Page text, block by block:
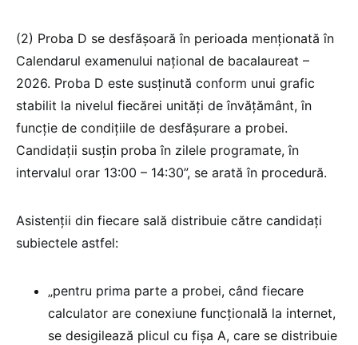
(2) Proba D se desfăşoară în perioada menţionată în
Calendarul examenului naţional de bacalaureat –
2026. Proba D este susținută conform unui grafic
stabilit la nivelul fiecărei unități de învățământ, în
funcție de condițiile de desfăşurare a probei.
Candidaţii susțin proba în zilele programate, în
intervalul orar 13:00 – 14:30”, se arată în procedură.
Asistenții din fiecare sală distribuie către candidați
subiectele astfel:
„pentru prima parte a probei, când fiecare
calculator are conexiune funcţională la internet,
se desigilează plicul cu fişa A, care se distribuie